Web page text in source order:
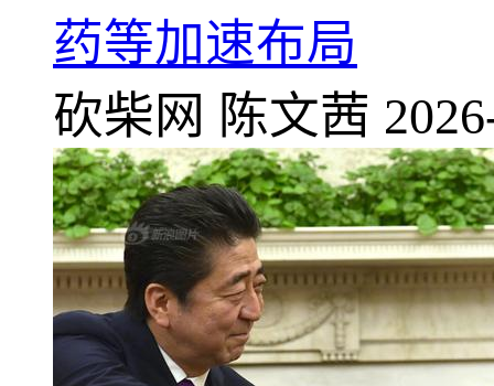
药等加速布局
砍柴网 陈文茜